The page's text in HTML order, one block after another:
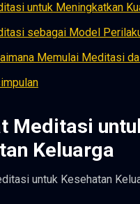
untuk Meningkatkan
sebagai Model
Memulai Meditasi
Meditasi
Keluarga